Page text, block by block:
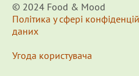
© 2024 Food & Мood
Політика у сфері
даних
Угода користувача